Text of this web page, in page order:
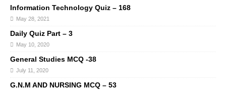
Information Technology Quiz – 168
May 28, 2021
Daily Quiz Part – 3
May 10, 2020
General Studies MCQ -38
July 11, 2020
G.N.M AND NURSING MCQ – 53